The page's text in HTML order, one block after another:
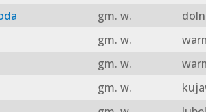
gm. w.
gm. w.
gm. w.
gm. w.